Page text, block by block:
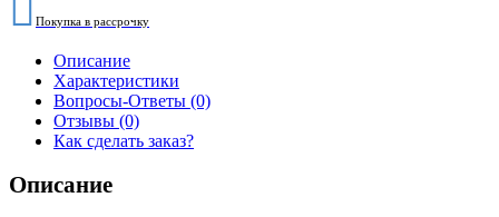
Покупка в рассрочку
Описание
Характеристики
Вопросы-Ответы (0)
Отзывы (0)
Как сделать заказ?
Описание